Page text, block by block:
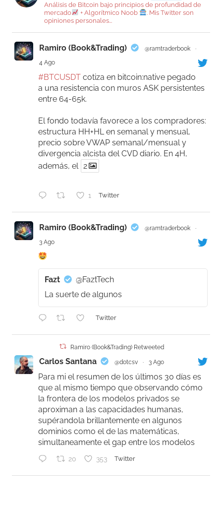
Análisis de Bitcoin bajo principios de profundidad de
mercado
+ Algorítmico Noob
. Mis Twitter son
opiniones personales...
Ramiro (Book&Trading) @ramtraderbook
·
4 Ago
#BTCUSDT cotiza en bitcoin:native pegado
a una resistencia con muros ASK persistentes
entre 64-65k.
El fondo todavía favorece a los compradores:
estructura HH+HL en semanal y mensual,
precio sobre VWAP semanal/mensual y
divergencia alcista del CVD diario. En 4H,
además, el 2
1 Twitter
Ramiro (Book&Trading) @ramtraderbook
·
3 Ago
Fazt
@FaztTech
La suerte de algunos
Twitter
Ramiro (Book&Trading) Retweeted
Carlos Santana @dotcsv · 3 Ago
Para mi el resumen de los últimos 30 días es
que al mismo tiempo que observando cómo
la frontera de los modelos privados se
aproximan a las capacidades humanas,
supérandola brillantemente en algunos
dominios como el de las matemáticas,
simultaneamente el gap entre los modelos
20 353 Twitter